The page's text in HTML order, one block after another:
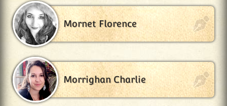
Mornet Florence
Morrighan Charlie